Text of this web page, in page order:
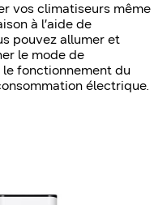
vos climatiseurs même
à l’aide de
pouvez allumer et
le mode de
fonctionnement du
électrique.